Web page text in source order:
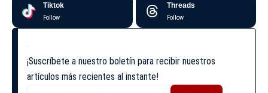
Tiktok
Follow
Threads
Follow
¡Suscríbete a nuestro boletín para recibir nuestros
artículos más recientes al instante!